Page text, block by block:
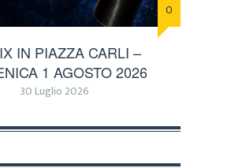
0
IN PIAZZA CARLI –
1 AGOSTO 2026
30 Luglio 2026